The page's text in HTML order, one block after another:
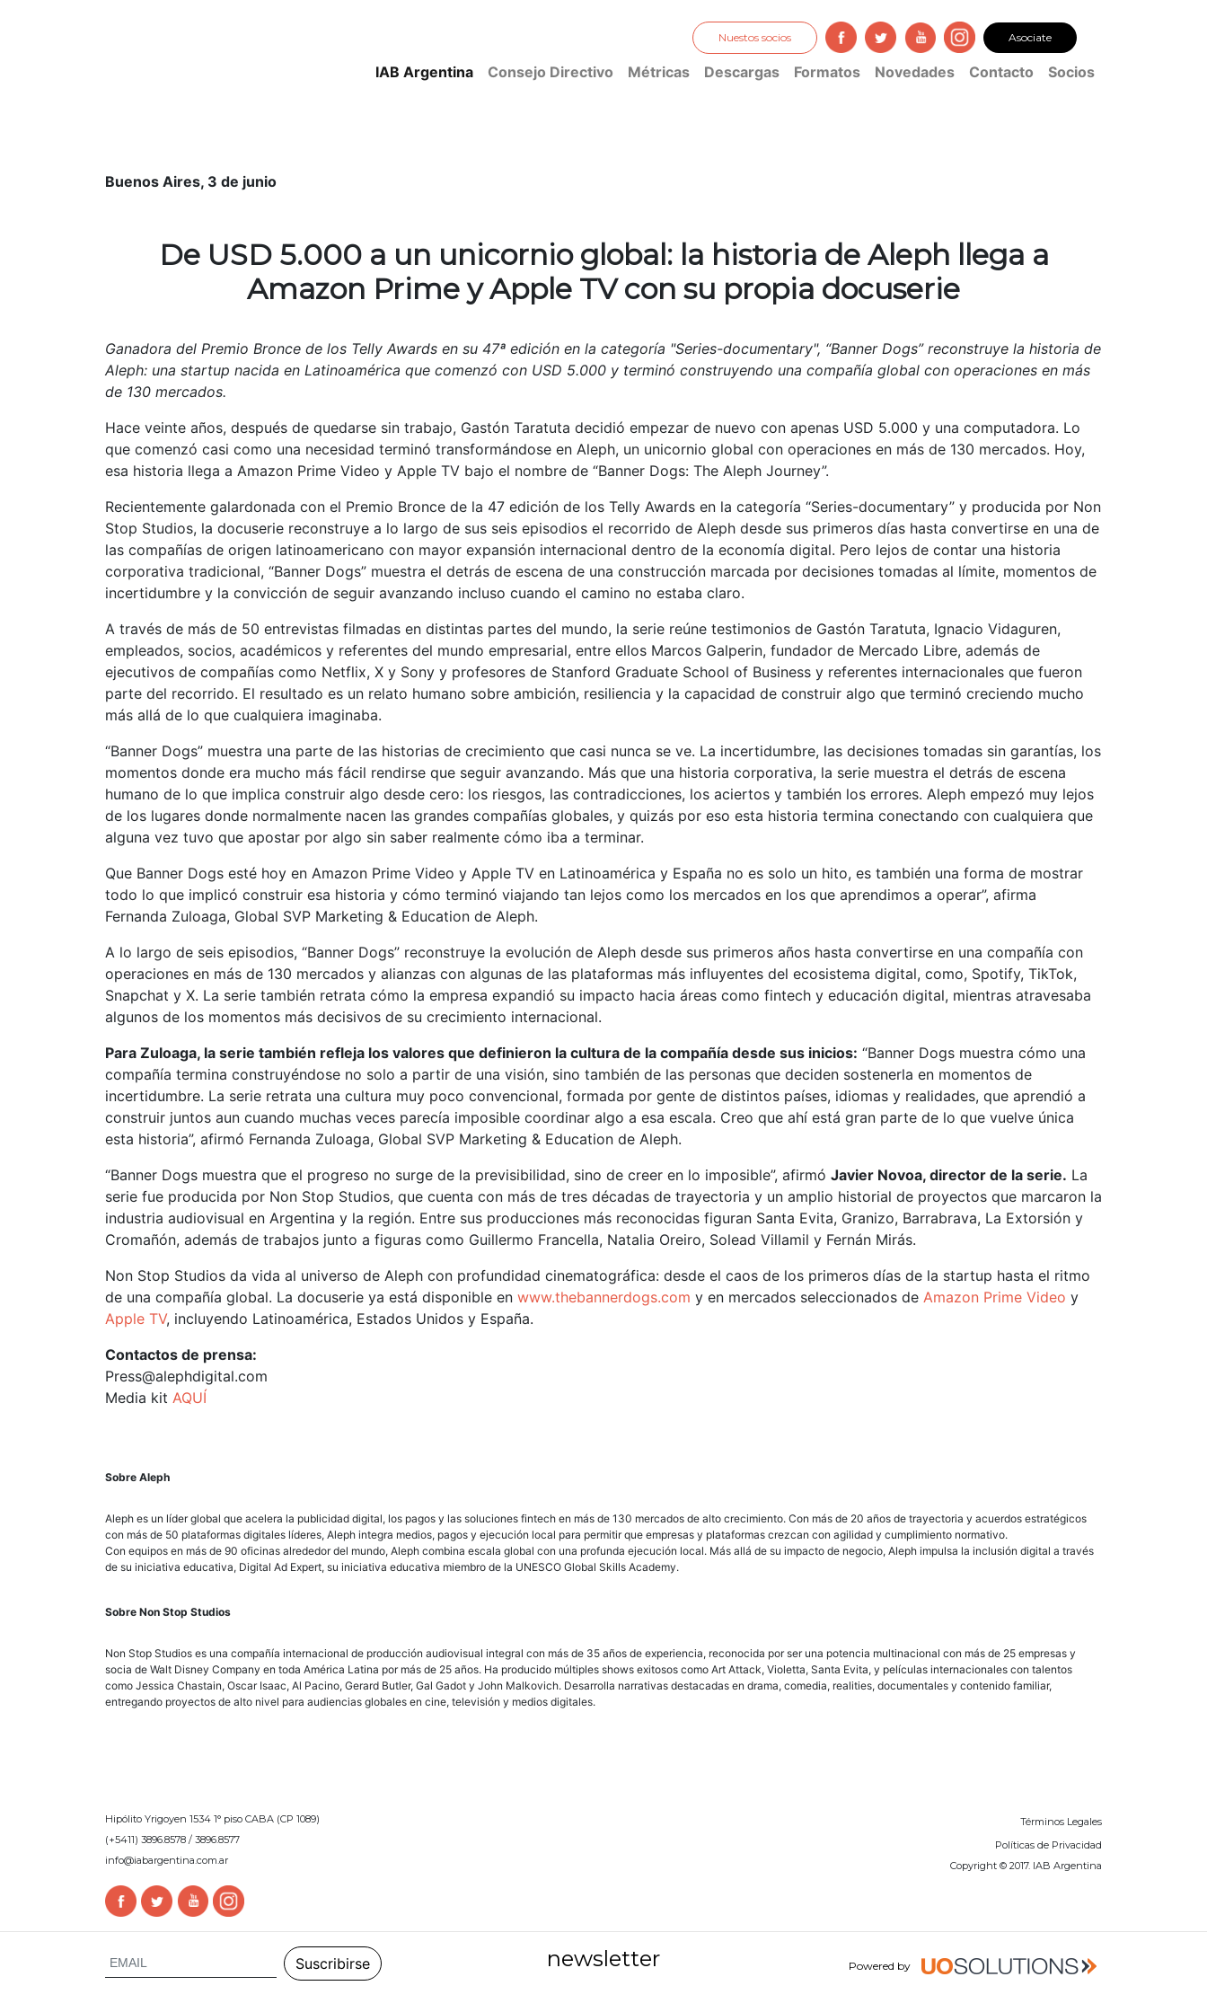
Nuestos socios Asociate
IAB Argentina Consejo Directivo Métricas Descargas Formatos Novedades Contacto Socios
Buenos Aires, 3 de junio
De USD 5.000 a un unicornio global: la historia de Aleph llega a
Amazon Prime y Apple TV con su propia docuserie
Ganadora del Premio Bronce de los Telly Awards en su 47ª edición en la categoría "Series-documentary", “Banner Dogs” reconstruye la historia de
Aleph: una startup nacida en Latinoamérica que comenzó con USD 5.000 y terminó construyendo una compañía global con operaciones en más
de 130 mercados.
Hace veinte años, después de quedarse sin trabajo, Gastón Taratuta decidió empezar de nuevo con apenas USD 5.000 y una computadora. Lo
que comenzó casi como una necesidad terminó transformándose en Aleph, un unicornio global con operaciones en más de 130 mercados. Hoy,
esa historia llega a Amazon Prime Video y Apple TV bajo el nombre de “Banner Dogs: The Aleph Journey”.
Recientemente galardonada con el Premio Bronce de la 47 edición de los Telly Awards en la categoría “Series-documentary” y producida por Non
Stop Studios, la docuserie reconstruye a lo largo de sus seis episodios el recorrido de Aleph desde sus primeros días hasta convertirse en una de
las compañías de origen latinoamericano con mayor expansión internacional dentro de la economía digital. Pero lejos de contar una historia
corporativa tradicional, “Banner Dogs” muestra el detrás de escena de una construcción marcada por decisiones tomadas al límite, momentos de
incertidumbre y la convicción de seguir avanzando incluso cuando el camino no estaba claro.
A través de más de 50 entrevistas filmadas en distintas partes del mundo, la serie reúne testimonios de Gastón Taratuta, Ignacio Vidaguren,
empleados, socios, académicos y referentes del mundo empresarial, entre ellos Marcos Galperin, fundador de Mercado Libre, además de
ejecutivos de compañías como Netflix, X y Sony y profesores de Stanford Graduate School of Business y referentes internacionales que fueron
parte del recorrido. El resultado es un relato humano sobre ambición, resiliencia y la capacidad de construir algo que terminó creciendo mucho
más allá de lo que cualquiera imaginaba.
“Banner Dogs” muestra una parte de las historias de crecimiento que casi nunca se ve. La incertidumbre, las decisiones tomadas sin garantías, los
momentos donde era mucho más fácil rendirse que seguir avanzando. Más que una historia corporativa, la serie muestra el detrás de escena
humano de lo que implica construir algo desde cero: los riesgos, las contradicciones, los aciertos y también los errores. Aleph empezó muy lejos
de los lugares donde normalmente nacen las grandes compañías globales, y quizás por eso esta historia termina conectando con cualquiera que
alguna vez tuvo que apostar por algo sin saber realmente cómo iba a terminar.
Que Banner Dogs esté hoy en Amazon Prime Video y Apple TV en Latinoamérica y España no es solo un hito, es también una forma de mostrar
todo lo que implicó construir esa historia y cómo terminó viajando tan lejos como los mercados en los que aprendimos a operar”, afirma
Fernanda Zuloaga, Global SVP Marketing & Education de Aleph.
A lo largo de seis episodios, “Banner Dogs” reconstruye la evolución de Aleph desde sus primeros años hasta convertirse en una compañía con
operaciones en más de 130 mercados y alianzas con algunas de las plataformas más influyentes del ecosistema digital, como, Spotify, TikTok,
Snapchat y X. La serie también retrata cómo la empresa expandió su impacto hacia áreas como fintech y educación digital, mientras atravesaba
algunos de los momentos más decisivos de su crecimiento internacional.
Para Zuloaga, la serie también refleja los valores que definieron la cultura de la compañía desde sus inicios: “Banner Dogs muestra cómo una
compañía termina construyéndose no solo a partir de una visión, sino también de las personas que deciden sostenerla en momentos de
incertidumbre. La serie retrata una cultura muy poco convencional, formada por gente de distintos países, idiomas y realidades, que aprendió a
construir juntos aun cuando muchas veces parecía imposible coordinar algo a esa escala. Creo que ahí está gran parte de lo que vuelve única
esta historia”, afirmó Fernanda Zuloaga, Global SVP Marketing & Education de Aleph.
“Banner Dogs muestra que el progreso no surge de la previsibilidad, sino de creer en lo imposible”, afirmó Javier Novoa, director de la serie. La
serie fue producida por Non Stop Studios, que cuenta con más de tres décadas de trayectoria y un amplio historial de proyectos que marcaron la
industria audiovisual en Argentina y la región. Entre sus producciones más reconocidas figuran Santa Evita, Granizo, Barrabrava, La Extorsión y
Cromañón, además de trabajos junto a figuras como Guillermo Francella, Natalia Oreiro, Solead Villamil y Fernán Mirás.
Non Stop Studios da vida al universo de Aleph con profundidad cinematográfica: desde el caos de los primeros días de la startup hasta el ritmo
de una compañía global. La docuserie ya está disponible en www.thebannerdogs.com y en mercados seleccionados de Amazon Prime Video y
Apple TV, incluyendo Latinoamérica, Estados Unidos y España.
Contactos de prensa:
Press@alephdigital.com
Media kit AQUÍ
Sobre Aleph
Aleph es un líder global que acelera la publicidad digital, los pagos y las soluciones fintech en más de 130 mercados de alto crecimiento. Con más de 20 años de trayectoria y acuerdos estratégicos
con más de 50 plataformas digitales líderes, Aleph integra medios, pagos y ejecución local para permitir que empresas y plataformas crezcan con agilidad y cumplimiento normativo.
Con equipos en más de 90 oficinas alrededor del mundo, Aleph combina escala global con una profunda ejecución local. Más allá de su impacto de negocio, Aleph impulsa la inclusión digital a través
de su iniciativa educativa, Digital Ad Expert, su iniciativa educativa miembro de la UNESCO Global Skills Academy.
Sobre Non Stop Studios
Non Stop Studios es una compañía internacional de producción audiovisual integral con más de 35 años de experiencia, reconocida por ser una potencia multinacional con más de 25 empresas y
socia de Walt Disney Company en toda América Latina por más de 25 años. Ha producido múltiples shows exitosos como Art Attack, Violetta, Santa Evita, y películas internacionales con talentos
como Jessica Chastain, Oscar Isaac, Al Pacino, Gerard Butler, Gal Gadot y John Malkovich. Desarrolla narrativas destacadas en drama, comedia, realities, documentales y contenido familiar,
entregando proyectos de alto nivel para audiencias globales en cine, televisión y medios digitales.
Hipólito Yrigoyen 1534 1° piso CABA (CP 1089)
(+5411) 3896.8578 / 3896.8577
info@iabargentina.com.ar
Términos Legales
Políticas de Privacidad
Copyright © 2017. IAB Argentina
newsletter Powered by